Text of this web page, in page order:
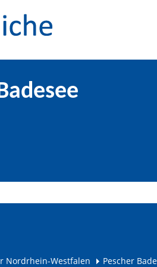
Nordrhein-Westfalen Pescher